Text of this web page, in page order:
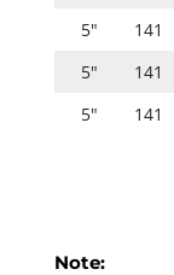
5"
141
5"
141
5"
141
Note: